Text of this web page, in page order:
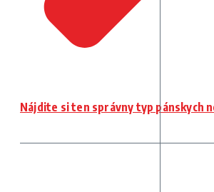
Nájdite si ten správny typ pánskych